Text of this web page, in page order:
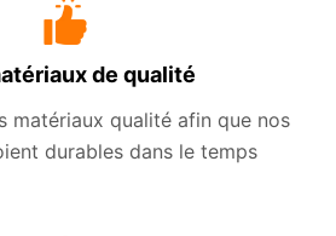
de qualité
matériaux qualité afin que nos
durables dans le temps